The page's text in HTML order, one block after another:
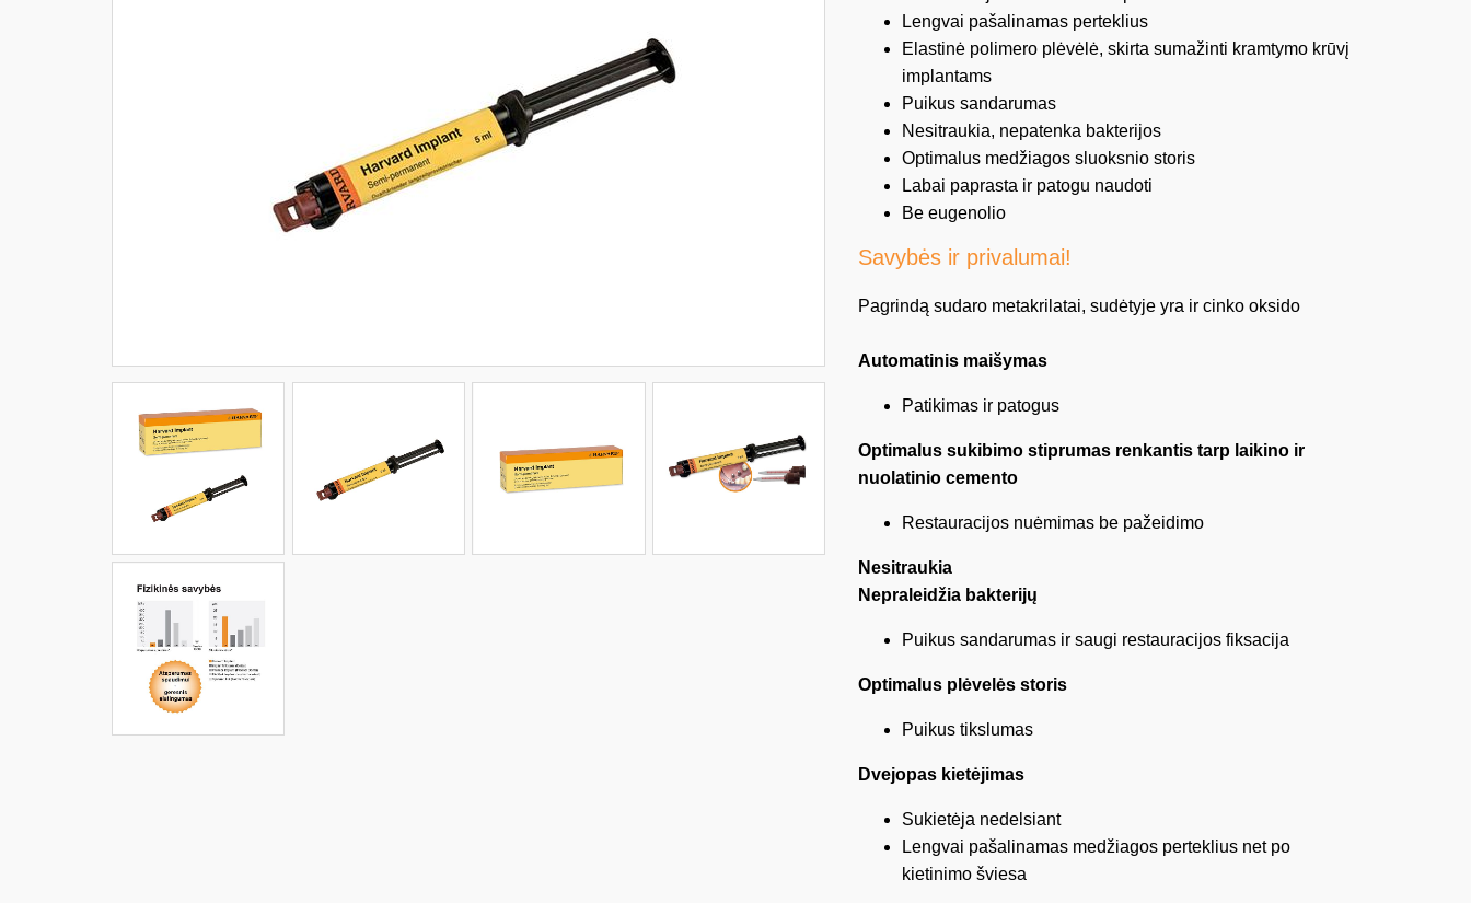
Lengvai pašalinamas perteklius
Elastinė polimero plėvėlė, skirta sumažinti kramtymo krūvį
implantams
Puikus sandarumas
Nesitraukia, nepatenka bakterijos
Optimalus medžiagos sluoksnio storis
Labai paprasta ir patogu naudoti
Be eugenolio
Savybės ir privalumai!
Pagrindą sudaro metakrilatai, sudėtyje yra ir cinko oksido
Automatinis maišymas
Patikimas ir patogus
Optimalus sukibimo stiprumas renkantis tarp laikino ir
nuolatinio cemento
Restauracijos nuėmimas be pažeidimo
Nesitraukia
Nepraleidžia bakterijų
Puikus sandarumas ir saugi restauracijos fiksacija
Optimalus plėvelės storis
Puikus tikslumas
Dvejopas kietėjimas
Sukietėja nedelsiant
Lengvai pašalinamas medžiagos perteklius net po
kietinimo šviesa